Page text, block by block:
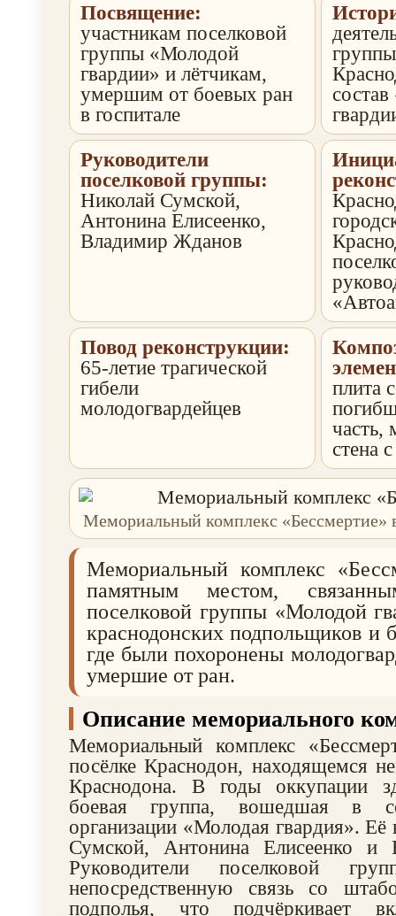
Посвящение:
участникам поселковой
группы «Молодой
гвардии» и лётчикам,
умершим от боевых ран
в госпитале
Руководители
поселковой группы:
Николай Сумской,
Антонина Елисеенко,
Владимир Жданов
Повод реконструкции:
65-летие трагической
гибели
молодогвардейцев
плита
часть,
стена
Мемориальный комплекс «Бессмертие»
Мемориальный комплекс
памятным местом,
поселковой группы «Молодой
краснодонских подпольщиков и
где были похоронены
умершие от ран.
Описание мемориального
Мемориальный комплекс
посёлке Краснодон, находящемся
Краснодона. В годы оккупации
боевая группа, вошедшая в
организации «Молодая гвардия». Её
Сумской, Антонина Елисеенко и
Руководители поселковой
непосредственную связь со
подполья, что подчёркивает